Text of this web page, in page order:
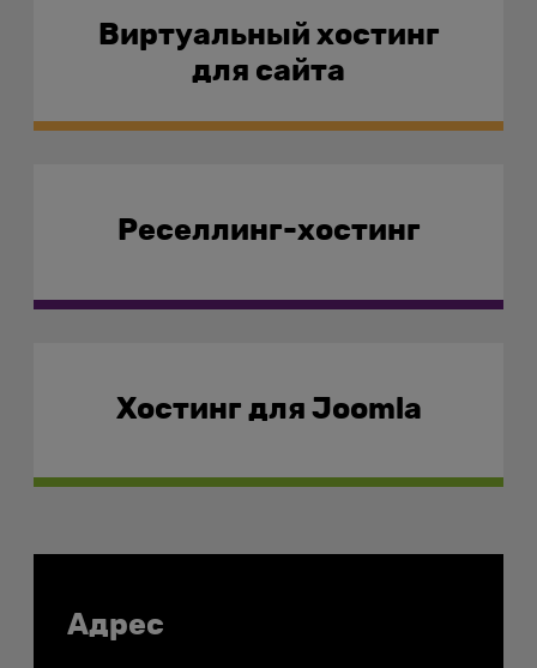
Виртуальный хостинг
для сайта
Реселлинг-хостинг
Хостинг для Joomla
Контакты
Адрес